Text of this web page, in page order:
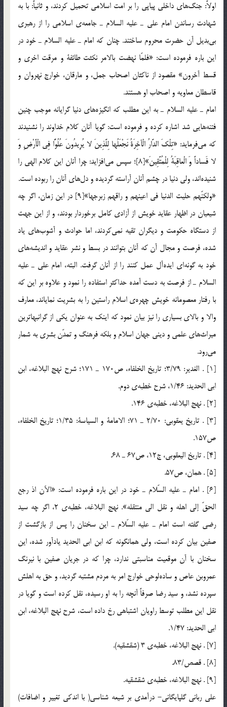
اولاً: جنگ‌هاي داخلي پياپي را بر امت اسلامي تحميل كردند، و ثانياً: با به
شهادت رساندن امام علي ـ عليه السلام ـ جامعه‌ي اسلامي را از رهبري
بي‌بديل آن حضرت محروم ساختند. چنان كه امام ـ عليه السلام ـ خود در
اين باره فرموده است: «فلمّا نهضت بالامر نكثت طائفة و مرقت اخري و
قسط آخرون» مقصود از ناكثان اصحاب جمل، و مارقان، خوارج نهروان و
قاسطان معاويه و اصحاب او هستند.
امام ـ عليه السلام ـ به اين مطلب كه انگيزه‌هاي دنيا گرايانه موجب چنين
فتنه‌هايي شد اشاره كرده و فرموده است: گويا آنان كلام خداوند را نشنيدند
كه مي‌فرمايد: «تِلْكَ الدَّارُ الْآخِرَةُ نَجْعَلُها لِلَّذِينَ لا يُرِيدُونَ عُلُوًّا فِي الْأَرْضِ وَ
لا فَساداً وَ الْعاقِبَةُ لِلْمُتَّقِينَ»[8]؛ سپس مي‌افزايد: چرا آنان اين كلام الهي را
شنيده‌اند، ولي دنيا در چشم آنان آراسته گرديده و دل‌هاي آنان را ربوده است.
«ولكنّهم حليت الدنيا فى اعينهم و راقهم زبرجها»[9] در اين زمان، اگر چه
شيعيان در اظهار عقايد خويش از آزادي كامل برخوردار بودند، و از اين جهت
از دستگاه حكومت و ديگران تقيه نمي‌كردند، اما حوادث و آشوب‌هاي ياد
شده، فرصت و مجال آن كه آنان بتوانند در بسط و نشر عقايد و انديشه‌هاي
خود به گونه‌اي ايده‌آل عمل كنند را از آنان گرفت. البته، امام علي ـ عليه
السلام ـ از فرصت به دست آمده حداكثر استفاده را نمود و علاوه بر اين كه
با رفتار معصومانه خويش چهره‌ي اسلام راستين را به بشريت نماياند، معارف
والا و بالاي بسياري را نيز بيان نمود كه اينك به عنوان يكي از گرانبهاترين
ميراث‌هاي علمي و ديني جهان اسلام و بلكه فرهنگ و تمدّن بشري به شمار
مي‌رود.
[1] . الغدير: 3/79؛ تاريخ الخلفاء، ص170 ـ 171؛ شرح نهج البلاغه، ابن
ابي الحديد: 1/46، شرح خطبه‌ي دوم.
[2] . نهج البلاغه، خطبه‌ي 146.
[3] . تاريخ يعقوبي: 2/70 ـ 71؛ الامامة و السياسة: 1/35؛ تاريخ الخلفاء،
ص157.
[4] . تاريخ اليعقوبي، ج12، ص67 ـ 68.
[5] . همان، ص57.
[6] . امام ـ عليه السّلام ـ خود در اين باره فرموده است: «الآن اذ رجع
الحقّ إلي اهله و نقل الي منتقله». نهج البلاغه، خطبه‌ي 2، اگر چه سيد
رضي گفته است امام ـ عليه السّلام ـ اين سخنان را پس از بازگشت از
صفين بيان كرده است، ولي همانگونه كه ابن ابي الحديد يادآور شده، اين
سخنان با آن موقعيت مناسبتي ندارد، چرا كه در جريان صفين با نيرنگ
عمروبن عاص و ساده‌لوحي خوارج امر به مردم مشتبه گرديد، و حق به اهلش
سپرده نشد، و سيد رضا صرفاً آنچه را به او رسيده، نقل كرده است و گويا در
نقل اين مطلب توسط راويان اشتباهي رخ داده است، شرح نهج البلاغه، ابن
ابي الحديد: 1/47.
[7] . نهج البلاغه، خطبه‌ي 3 (شقشقيه).
[8] . قصص/83.
[9] . نهج البلاغه، خطبه‌ي شقشقيه.
علي رباني گلپايگاني- درآمدي بر شيعه شناسي( با اندكي تغيير و اضافات)